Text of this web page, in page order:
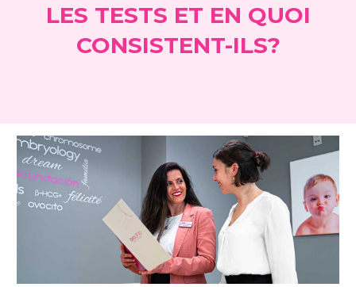
LES TESTS ET EN QUOI
CONSISTENT-ILS?